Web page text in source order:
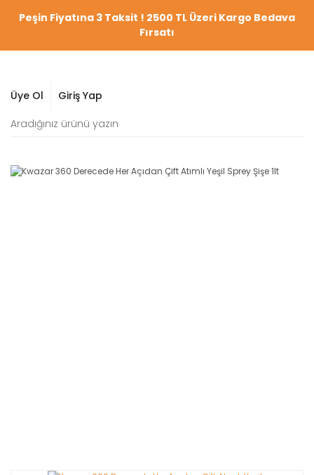
Peşin Fiyatına 3 Taksit ! 2500 TL Üzeri Kargo Bedava
Fırsatı
Üye Ol Giriş Yap